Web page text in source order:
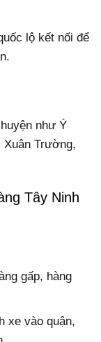
lộ kết nối để
như Ý
Trường,
Tây Ninh
gấp, hàng
xe vào quận,